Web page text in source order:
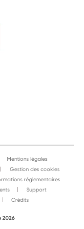
Mentions légales
Gestion des cookies
réglementaires
Support
Crédits
2026